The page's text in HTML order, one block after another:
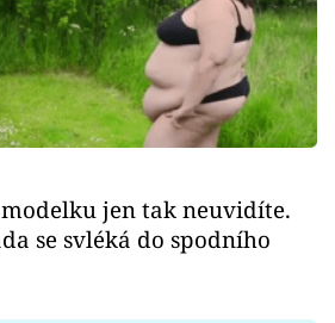
jen tak neuvidíte.
se svléká do spodního